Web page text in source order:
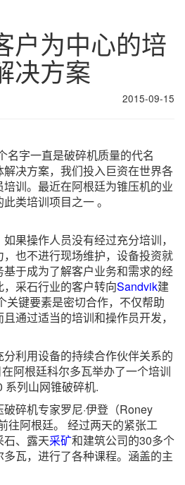
户为中心的培
决方案
2015-09-15
名字一直是破碎机质量的代名
决方案，我们投入巨资在世界各
训。最近在阿根廷为锥压机的业
类培训项目之一 。
果操作人员没有经过充分培训，
也不进行现场维护，设备投资就
于成为了解客户业务和需求的经
采石行业的客户转向Sandvik建
关键要素是密切合作，不仅帮助
通过适当的培训和操作员开发，
利用设备的持续合作伙伴关系的
阿根廷科尔多瓦举办了一个培训
列山网锥破碎机.
破碎机专家罗尼·伊登（Roney
往阿根廷。 经过两天的紧张工
石、露天采矿和建筑公司的30多个
瓦，进行了各种课程。涵盖的主